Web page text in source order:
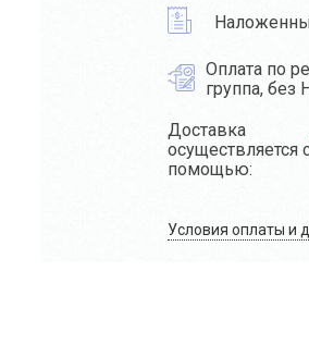
Оплата по
группа, без
Доставка
осуществляется
помощью:
Условия оплаты и